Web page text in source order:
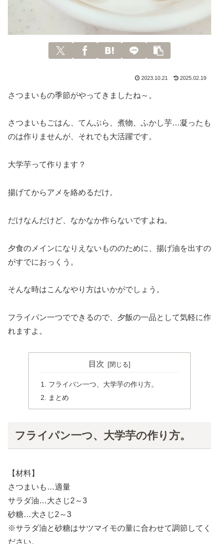
2023.10.21 2025.02.19
さつまいもの季節がやってきましたね～。
さつまいもごはん、てんぷら、煮物、ふかし芋…凝ったも
のは作りませんが、それでも大活躍です。
大学芋って作ります？
揚げてからアメを絡めるだけ。
だけなんだけど、なかなか作らないですよね。
夕食のメインになりえないもののために、揚げ油を出すの
がすでにおっくう。
そんな時はこんなやり方はいかがでしょう。
フライパン一つでできるので、夕飯の一品として気軽に作
れますよ。
目次
フライパン一つ、大学芋の作り方。
まとめ
フライパン一つ、大学芋の作り方。
【材料】
さつまいも…適量
サラダ油…大さじ2～3
砂糖…大さじ2～3
※サラダ油と砂糖はサツマイモの量に合わせて調節してく
ださい。